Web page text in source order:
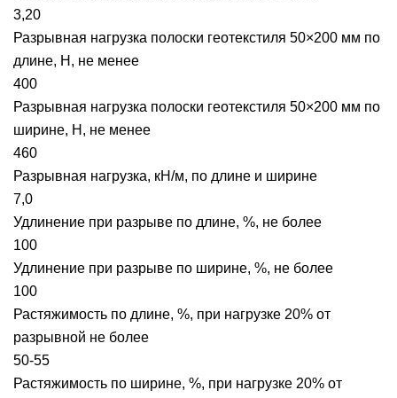
3,20
Разрывная нагрузка полоски геотекстиля 50×200 мм по
длине, Н, не менее
400
Разрывная нагрузка полоски геотекстиля 50×200 мм по
ширине, Н, не менее
460
Разрывная нагрузка, кН/м, по длине и ширине
7,0
Удлинение при разрыве по длине, %, не более
100
Удлинение при разрыве по ширине, %, не более
100
Растяжимость по длине, %, при нагрузке 20% от
разрывной не более
50-55
Растяжимость по ширине, %, при нагрузке 20% от